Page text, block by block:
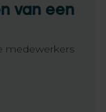
van een
medewerkers